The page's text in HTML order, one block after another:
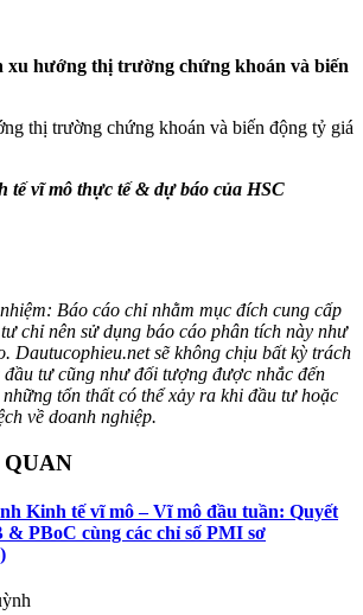
xu hướng thị trường chứng khoán và biến
thị trường chứng khoán và biến động tỷ giá
tế vĩ mô thực tế & dự báo của HSC
Báo cáo chỉ nhằm mục đích cung cấp
chỉ nên sử dụng báo cáo phân tích này như
Dautucophieu.net sẽ không chịu bất kỳ trách
tư cũng như đối tượng được nhắc đến
tổn thất có thể xảy ra khi đầu tư hoặc
về doanh nghiệp.
Kinh tế vĩ mô – Vĩ mô đầu tuần: Quyết
& PBoC cùng các chỉ số PMI sơ